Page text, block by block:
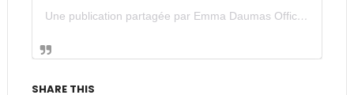
Une publication partagée par Emma Daumas Officiel (@emmadaumasofficiel)
SHARE THIS